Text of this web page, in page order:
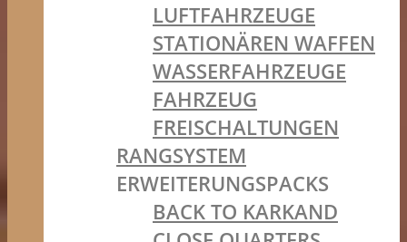
LUFTFAHRZEUGE
STATIONÄREN WAFFEN
WASSERFAHRZEUGE
FAHRZEUG
FREISCHALTUNGEN
RANGSYSTEM
ERWEITERUNGSPACKS
BACK TO KARKAND